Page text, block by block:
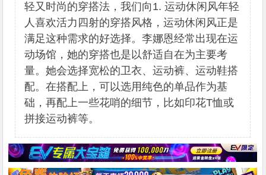
轻又时尚的穿搭法，我们向1. 运动休闲风年轻
人喜欢活力四射的穿搭风格，运动休闲风正是
满足这种需求的好选择。李娜恩经常出现在运
动场馆，她的穿搭也是以舒适自在为主要考
量。她会选择宽松的卫衣、运动裤、运动鞋搭
配。在搭配上，可以选用纯色的单品作为基
础，再配上一些花哨的细节，比如印花T恤或
拼接运动裤等。